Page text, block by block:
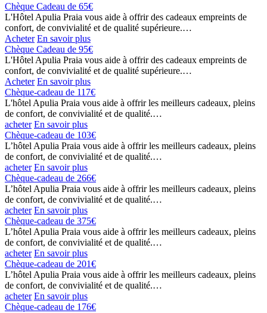
Chèque Cadeau de 65€
L'Hôtel Apulia Praia vous aide à offrir des cadeaux empreints de
confort, de convivialité et de qualité supérieure.…
Acheter En savoir plus
Chèque Cadeau de 95€
L'Hôtel Apulia Praia vous aide à offrir des cadeaux empreints de
confort, de convivialité et de qualité supérieure.…
Acheter En savoir plus
Chèque-cadeau de 117€
L'hôtel Apulia Praia vous aide à offrir les meilleurs cadeaux, pleins
de confort, de convivialité et de qualité.…
acheter En savoir plus
Chèque-cadeau de 103€
L’hôtel Apulia Praia vous aide à offrir les meilleurs cadeaux, pleins
de confort, de convivialité et de qualité.…
acheter En savoir plus
Chèque-cadeau de 266€
L’hôtel Apulia Praia vous aide à offrir les meilleurs cadeaux, pleins
de confort, de convivialité et de qualité.…
acheter En savoir plus
Chèque-cadeau de 375€
L’hôtel Apulia Praia vous aide à offrir les meilleurs cadeaux, pleins
de confort, de convivialité et de qualité.…
acheter En savoir plus
Chèque-cadeau de 201€
L’hôtel Apulia Praia vous aide à offrir les meilleurs cadeaux, pleins
de confort, de convivialité et de qualité.…
acheter En savoir plus
Chèque-cadeau de 176€